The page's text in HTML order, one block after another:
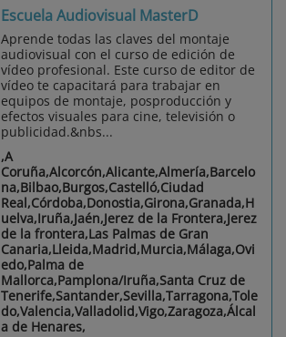
Escuela Audiovisual MasterD
Aprende todas las claves del montaje
audiovisual con el curso de edición de
vídeo profesional. Este curso de editor de
vídeo te capacitará para trabajar en
equipos de montaje, posproducción y
efectos visuales para cine, televisión o
publicidad.&nbs...
,A
Coruña,Alcorcón,Alicante,Almería,Barcelo
na,Bilbao,Burgos,Castelló,Ciudad
Real,Córdoba,Donostia,Girona,Granada,H
uelva,Iruña,Jaén,Jerez de la Frontera,Jerez
de la frontera,Las Palmas de Gran
Canaria,Lleida,Madrid,Murcia,Málaga,Ovi
edo,Palma de
Mallorca,Pamplona/Iruña,Santa Cruz de
Tenerife,Santander,Sevilla,Tarragona,Tole
do,Valencia,Valladolid,Vigo,Zaragoza,Álcal
a de Henares,